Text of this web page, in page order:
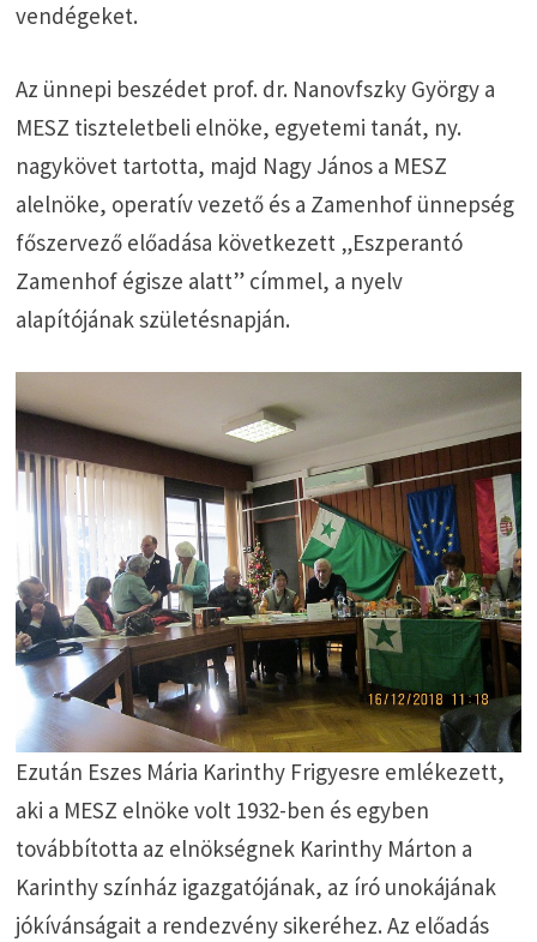
vendégeket.
Az ünnepi beszédet prof. dr. Nanovfszky György a
MESZ tiszteletbeli elnöke, egyetemi tanát, ny.
nagykövet tartotta, majd Nagy János a MESZ
alelnöke, operatív vezető és a Zamenhof ünnepség
főszervező előadása következett „Eszperantó
Zamenhof égisze alatt” címmel, a nyelv
alapítójának születésnapján.
Ezután Eszes Mária Karinthy Frigyesre emlékezett,
aki a MESZ elnöke volt 1932-ben és egyben
továbbította az elnökségnek Karinthy Márton a
Karinthy színház igazgatójának, az író unokájának
jókívánságait a rendezvény sikeréhez. Az előadás